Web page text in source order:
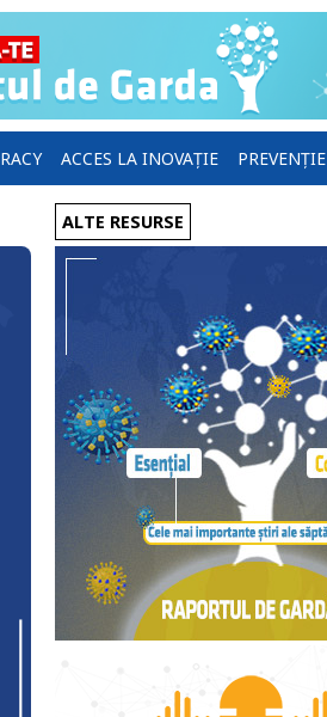
ACCES LA INOVAȚIE PREVENȚIE
ALTE RESURSE